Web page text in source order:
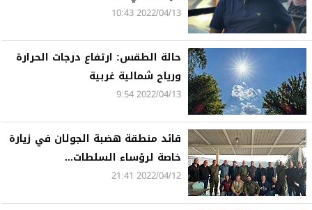
2022/04/13 10:43
حالة الطقس: ارتفاع درجات الحرارة
ورياح شمالية غربية
2022/04/13 9:54
قائد منطقة هضبة الجولان في زيارة
خاصة لرؤساء السلطات...
2022/04/12 21:41